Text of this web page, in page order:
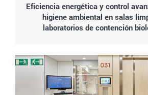
Eficiencia energética y control
higiene ambiental en salas
laboratorios de contención